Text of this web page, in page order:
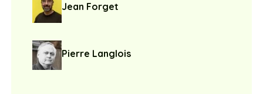
Jean Forget
Pierre Langlois